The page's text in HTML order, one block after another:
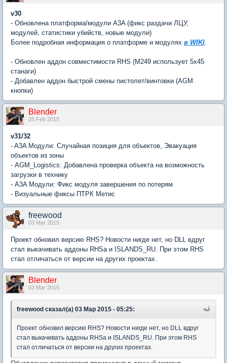
v30
- Обновлена платформа/модули A3A (фикс раздачи ЛЦУ,
модулей, статистики убийств, новые модули)
Более подробная информация о платформе и модулях в WIKI.
- Обновлен аддон совместимости RHS (M249 использует 5x45
станаги)
- Добавлен аддон быстрой смены пистолет/винтовки (AGM
кнопки)
Blender
25 Feb 2015
v31/32
- A3A Модули: Случайная позиция для объектов, Эвакуация
объектов из зоны
- AGM_Logistics: Добавлена проверка объекта на возможность
загрузки в технику
- A3A Модули: Фикс модуля завершения по потерям
- Визуальные фиксы ПТРК Метис
freewood
03 Mar 2015
Проект обновил версию RHS? Новости нигде нет, но DLL вдруг
стал выкачивать аддоны RHSа и ISLANDS_RU. При этом RHS
стал отличаться от версии на других проектах.
Blender
03 Mar 2015
freewood сказал(а) 03 Мар 2015 - 05:25:
Проект обновил версию RHS? Новости нигде нет, но DLL вдруг
стал выкачивать аддоны RHSа и ISLANDS_RU. При этом RHS
стал отличаться от версии на других проектах.